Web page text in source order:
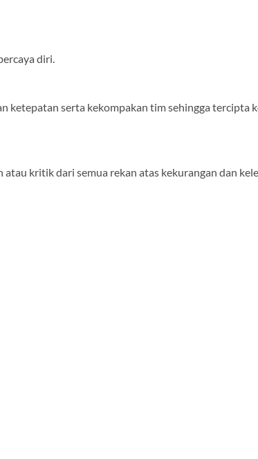
diri.
ketepatan serta kekompakan tim sehingga tercipta
kritik dari semua rekan atas kekurangan dan